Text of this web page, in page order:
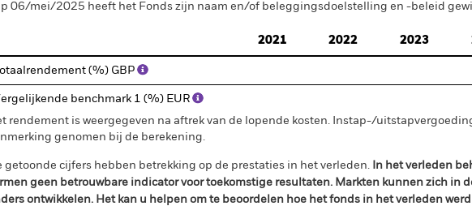
06/mei/2025 heeft het Fonds zijn naam en/of beleggingsdoelstelling en -beleid
2021 2022 2023
Totaalrendement (%) GBP
benchmark 1 (%) EUR
rendement is weergegeven na aftrek van de lopende kosten. Instap-/
genomen bij de berekening.
getoonde cijfers hebben betrekking op de prestaties in het verleden. In het verleden
geen betrouwbare indicator voor toekomstige resultaten. Markten kunnen zich in
ontwikkelen. Het kan u helpen om te beoordelen hoe het fonds in het verleden